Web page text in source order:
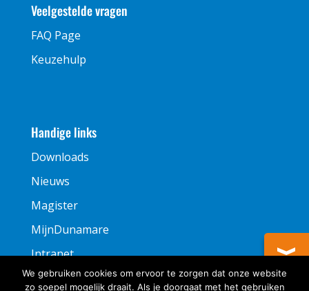
Veelgestelde vragen
FAQ Page
Keuzehulp
Handige links
Downloads
Nieuws
Magister
MijnDunamare
Intranet
We gebruiken cookies om ervoor te zorgen dat onze website
zo soepel mogelijk draait. Als je doorgaat met het gebruiken